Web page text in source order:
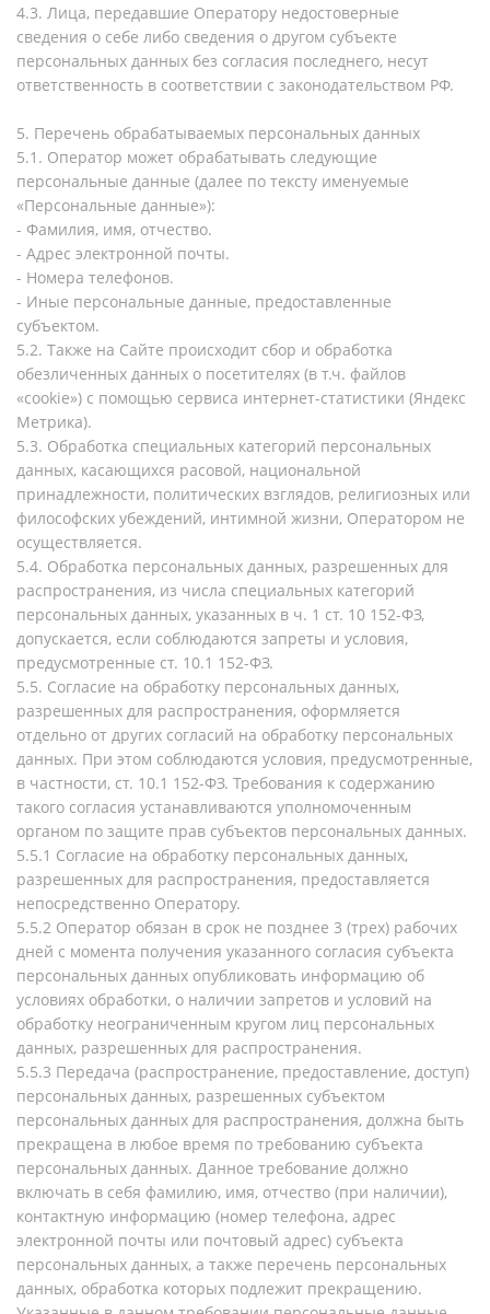
4.3. Лица, передавшие Оператору недостоверные
сведения о себе либо сведения о другом субъекте
персональных данных без согласия последнего, несут
ответственность в соответствии с законодательством РФ.
5. Перечень обрабатываемых персональных данных
5.1. Оператор может обрабатывать следующие
персональные данные (далее по тексту именуемые
«Персональные данные»):
- Фамилия, имя, отчество.
- Адрес электронной почты.
- Номера телефонов.
- Иные персональные данные, предоставленные
субъектом.
5.2. Также на Сайте происходит сбор и обработка
обезличенных данных о посетителях (в т.ч. файлов
«cookie») с помощью сервиса интернет-статистики (Яндекс
Метрика).
5.3. Обработка специальных категорий персональных
данных, касающихся расовой, национальной
принадлежности, политических взглядов, религиозных или
философских убеждений, интимной жизни, Оператором не
осуществляется.
5.4. Обработка персональных данных, разрешенных для
распространения, из числа специальных категорий
персональных данных, указанных в ч. 1 ст. 10 152-ФЗ,
допускается, если соблюдаются запреты и условия,
предусмотренные ст. 10.1 152-ФЗ.
5.5. Согласие на обработку персональных данных,
разрешенных для распространения, оформляется
отдельно от других согласий на обработку персональных
данных. При этом соблюдаются условия, предусмотренные,
в частности, ст. 10.1 152-ФЗ. Требования к содержанию
такого согласия устанавливаются уполномоченным
органом по защите прав субъектов персональных данных.
5.5.1 Согласие на обработку персональных данных,
разрешенных для распространения, предоставляется
непосредственно Оператору.
5.5.2 Оператор обязан в срок не позднее 3 (трех) рабочих
дней с момента получения указанного согласия субъекта
персональных данных опубликовать информацию об
условиях обработки, о наличии запретов и условий на
обработку неограниченным кругом лиц персональных
данных, разрешенных для распространения.
5.5.3 Передача (распространение, предоставление, доступ)
персональных данных, разрешенных субъектом
персональных данных для распространения, должна быть
прекращена в любое время по требованию субъекта
персональных данных. Данное требование должно
включать в себя фамилию, имя, отчество (при наличии),
контактную информацию (номер телефона, адрес
электронной почты или почтовый адрес) субъекта
персональных данных, а также перечень персональных
данных, обработка которых подлежит прекращению.